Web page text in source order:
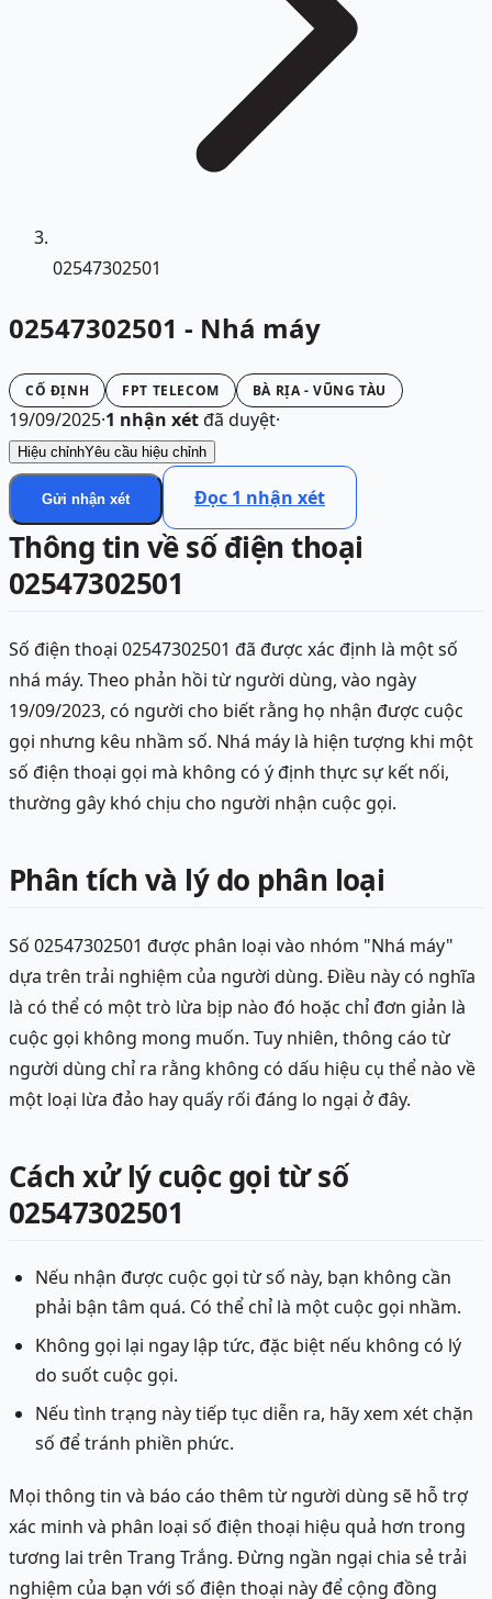
02547302501
02547302501 - Nhá máy
CỐ ĐỊNH FPT TELECOM BÀ RỊA - VŨNG TÀU
19/09/2025·1 nhận xétđã duyệt·
Hiệu chỉnhYêu cầu hiệu chỉnh
Gửi nhận xét Đọc 1 nhận xét
Thông tin về số điện thoại
02547302501
Số điện thoại 02547302501 đã được xác định là một số
nhá máy. Theo phản hồi từ người dùng, vào ngày
19/09/2023, có người cho biết rằng họ nhận được cuộc
gọi nhưng kêu nhầm số. Nhá máy là hiện tượng khi một
số điện thoại gọi mà không có ý định thực sự kết nối,
thường gây khó chịu cho người nhận cuộc gọi.
Phân tích và lý do phân loại
Số 02547302501 được phân loại vào nhóm "Nhá máy"
dựa trên trải nghiệm của người dùng. Điều này có nghĩa
là có thể có một trò lừa bịp nào đó hoặc chỉ đơn giản là
cuộc gọi không mong muốn. Tuy nhiên, thông cáo từ
người dùng chỉ ra rằng không có dấu hiệu cụ thể nào về
một loại lừa đảo hay quấy rối đáng lo ngại ở đây.
Cách xử lý cuộc gọi từ số
02547302501
Nếu nhận được cuộc gọi từ số này, bạn không cần
phải bận tâm quá. Có thể chỉ là một cuộc gọi nhầm.
Không gọi lại ngay lập tức, đặc biệt nếu không có lý
do suốt cuộc gọi.
Nếu tình trạng này tiếp tục diễn ra, hãy xem xét chặn
số để tránh phiền phức.
Mọi thông tin và báo cáo thêm từ người dùng sẽ hỗ trợ
xác minh và phân loại số điện thoại hiệu quả hơn trong
tương lai trên Trang Trắng. Đừng ngần ngại chia sẻ trải
nghiệm của bạn với số điện thoại này để cộng đồng